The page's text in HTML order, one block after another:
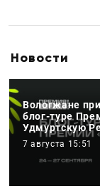
Новости
Вологжане
блог-туре
Удмуртскую
7 августа 15:51